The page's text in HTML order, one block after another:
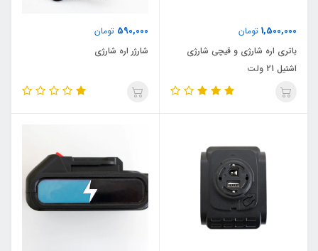
1,500,000 تومان
باتری اره شارژی و قیچی شارژی
اشتیل 21 ولت
590,000 تومان
شارژر اره شارژی